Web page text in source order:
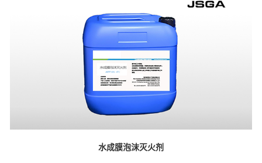
水成膜泡沫灭火剂